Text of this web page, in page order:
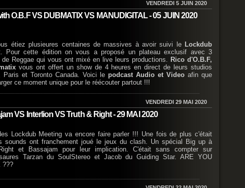
VENDREDI 5 JUIN 2020
O.B.F VS DUBMATIX VS MANUDIGITAL - 05 JUIN 2020
étiez plusieures centaines de massives à avoir suivi le Lockdub
Pour cette édition on vous a proposé un plateau exclusif avec 3
de Reggae qui vous ont mixé en live leurs productions. Rico d'O.B.F,
vous ont offert un show de 4 heures en direct de leurs studios
Paris et Toronto Canada. Voici le podcast Audio et Videoafin que
ce moment unique pour le réécouter partout !!!
VENDREDI 29 MAI 2020
VS Interlion VS Truth & Right - 29 MAI 2020
Lockdub Meeting va encore faire parler !!! Une fois de plus c'était
sounds ont franchement joué le jeux du clash. Un spécial Big up à
et Bassajam pour leur implication. C'était sans compter sur
Tarzan du SoulStereo et Jacob du Guiding Star. ARE YOU
???